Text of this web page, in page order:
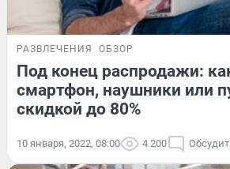
РАЗВЛЕЧЕНИЯ ОБЗОР
Под конец распродажи:
смартфон, наушники или
скидкой до 80%
10 января, 2022, 08:00 4 200